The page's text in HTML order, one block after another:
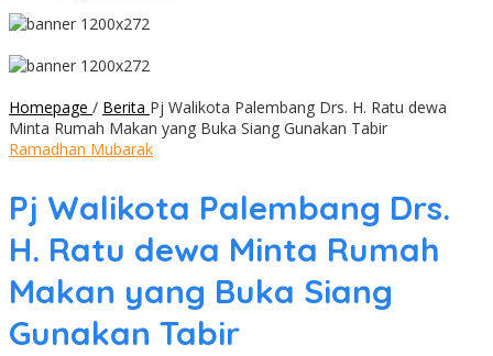
Homepage / Berita Pj Walikota Palembang Drs. H. Ratu dewa
Minta Rumah Makan yang Buka Siang Gunakan Tabir
Ramadhan Mubarak
Pj Walikota Palembang Drs.
H. Ratu dewa Minta Rumah
Makan yang Buka Siang
Gunakan Tabir